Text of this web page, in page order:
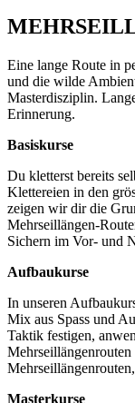
Eine lange Route in
und die wilde
Masterdisziplin.
Erinnerung.
Basiskurse
Du kletterst bereits
Klettereien in den
zeigen wir dir die
Mehrseillängen-
Sichern im Vor- und
Aufbaukurse
In unseren
Mix aus Spass und
Taktik festigen,
Masterkurse